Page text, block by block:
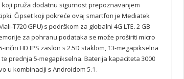
pruža dodatnu sigurnost prepoznavanjem
Čipset koji pokreće ovaj smartfon je Mediatek
T720 GPU) s podrškom za globalni 4G LTE. 2 GB
za pohranu podataka se može proširiti micro
HD IPS zaslon s 2.5D staklom, 13-megapikselna
prednja 5-megapikselna. Baterija kapaciteta 3000
u kombinaciji s Androidom 5.1.